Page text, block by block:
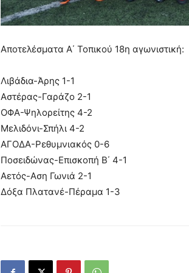
Αποτελέσματα Α΄ Τοπικού 18η αγωνιστική:
Λιβάδια-Άρης 1-1
Αστέρας-Γαράζο 2-1
ΟΦΑ-Ψηλορείτης 4-2
Μελιδόνι-Σπήλι 4-2
ΑΓΟΔΑ-Ρεθυμνιακός 0-6
Ποσειδώνας-Επισκοπή Β΄ 4-1
Αετός-Αση Γωνιά 2-1
Δόξα Πλατανέ-Πέραμα 1-3